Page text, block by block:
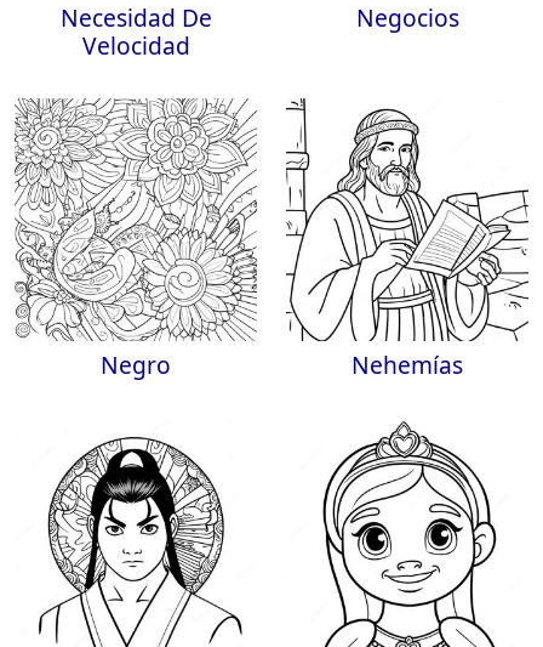
Necesidad De
Velocidad
Negocios
Negro Nehemías